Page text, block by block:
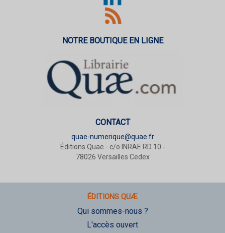
NOTRE BOUTIQUE EN LIGNE
CONTACT
quae-numerique@quae.fr
Éditions Quae - c/o INRAE RD 10 -
78026 Versailles Cedex
ÉDITIONS QUÆ
Qui sommes-nous ?
L'accès ouvert